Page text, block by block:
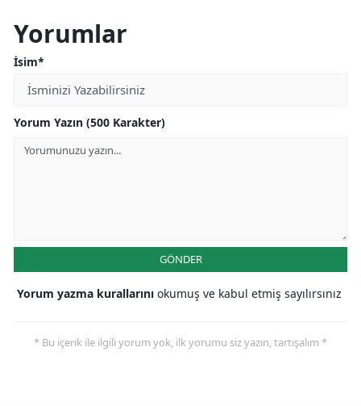
Yorumlar
İsim*
Yorum Yazın (500 Karakter)
GÖNDER
Yorum yazma kurallarını okumuş ve kabul etmiş sayılırsınız
* Bu içerik ile ilgili yorum yok, ilk yorumu siz yazın, tartışalım *